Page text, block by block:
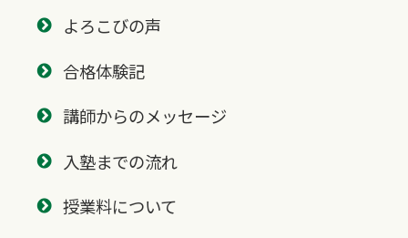
よろこびの声
合格体験記
講師からのメッセージ
入塾までの流れ
授業料について